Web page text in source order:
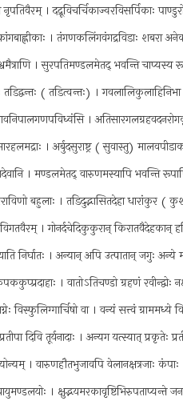
। दद्रूविचर्चिकाज्वरविसर्पिकाः
। तंगणकलिंगवंगद्रविडाः शबरा
। सुरपतिमण्डलमेतद् भवन्ति
तडिद्वन्तः ( तडित्वन्तः) ।
।
। अर्बुदसुराष्ट्र ( सुवास्तु)
। मण्डलमेतद् वारुणमस्यापि भवन्ति
बहुलाः । तडिदुद्भासितदेहा धारांकुर (
विगतवैरम् । गोनर्दचेदिकुकुरान् किरातवैदेहकान्
निर्घातः । अन्यान् अपि उत्पातान् जगुः
। वातोऽतिचण्डो ग्रहणं
विस्फुलिग्गार्चिषो वा । वन्यं सत्त्वं ग्राममध्ये
दिवि तूर्यनादाः । अन्यग यत्स्यात्
। वारुणहौतभुजावपि वेलानक्षत्रजाः
। क्षुद्भयमरकावृष्टिभिरुपताप्यन्ते